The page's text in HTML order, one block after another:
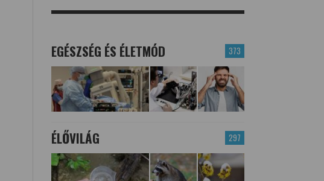
373
EGÉSZSÉG ÉS ÉLETMÓD
297
ÉLŐVILÁG